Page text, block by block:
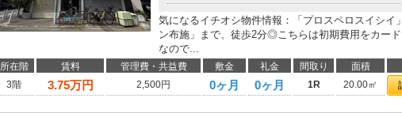
気になるイチオシ物件情報：「プロスペロスイシ
ン布施」まで、徒歩2分◎こちらは初期費用をカー
なので...
所在階 賃料 管理費・共益費 敷金 礼金 間取り 面積
3階
3.75万円 2,500円 0ヶ月 0ヶ月 1R 20.00㎡